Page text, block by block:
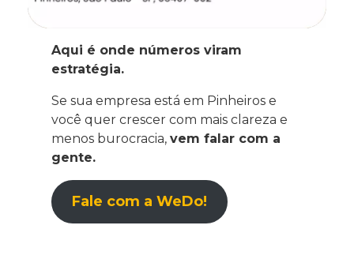
Aqui é onde números viram
estratégia.
Se sua empresa está em Pinheiros e
você quer crescer com mais clareza e
menos burocracia,vem falar com a
gente.
Fale com a WeDo!